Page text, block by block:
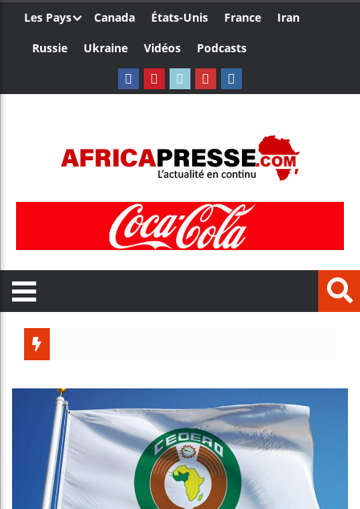
Les Pays Canada États-Unis France
Iran
Russie
Ukraine Vidéos Podcasts
Canada :